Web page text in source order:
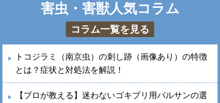
害虫・害獣人気コラム
コラム一覧を見る
トコジラミ（南京虫）の刺し跡（画像あり）の特徴
とは？症状と対処法を解説！
【プロが教える】迷わないゴキブリ用バルサンの選